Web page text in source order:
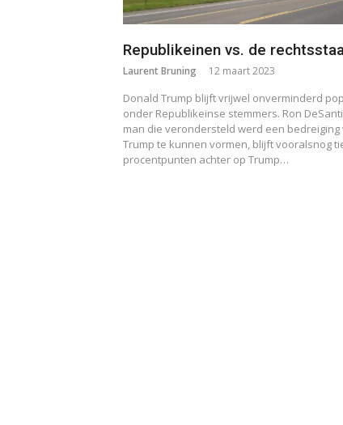
Republikeinen vs. de
Laurent Bruning 12 maart 2023
Donald Trump blijft vrijwel onverminderd
onder Republikeinse stemmers. Ron
man die verondersteld werd een bedreiging
Trump te kunnen vormen, blijft vooralsnog
procentpunten achter op Trump…